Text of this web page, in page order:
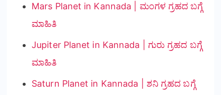
Mars Planet in Kannada | ಮಂಗಳ ಗ್ರಹದ ಬಗ್ಗೆ
ಮಾಹಿತಿ
Jupiter Planet in Kannada | ಗುರು ಗ್ರಹದ ಬಗ್ಗೆ
ಮಾಹಿತಿ
Saturn Planet in Kannada | ಶನಿ ಗ್ರಹದ ಬಗ್ಗೆ